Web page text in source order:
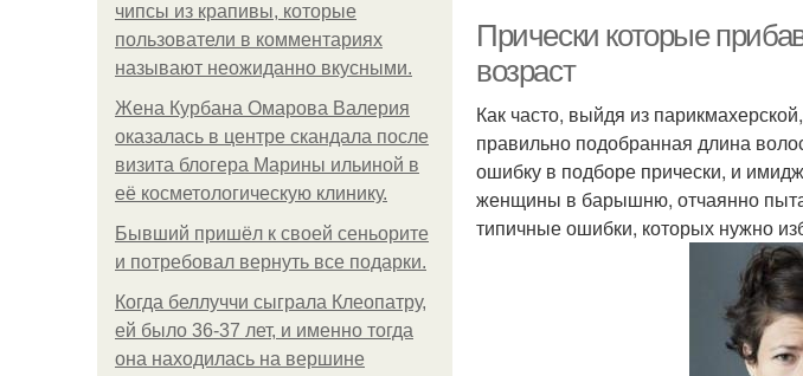
чипсы из крапивы, которые
пользователи в комментариях
называют неожиданно вкусными.
Жена Курбана Омарова Валерия
оказалась в центре скандала после
визита блогера Марины ильиной в
её косметологическую клинику.
Бывший пришёл к своей сеньорите
и потребовал вернуть все подарки.
Когда беллуччи сыграла Клеопатру,
ей было 36-37 лет, и именно тогда
она находилась на вершине
Прически которые
возраст
Как часто, выйдя из
правильно подобранная длина
ошибку в подборе прически, и
женщины в барышню, отчаянно
типичные ошибки, которых нужно